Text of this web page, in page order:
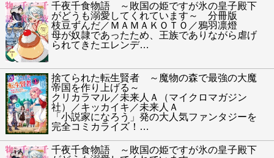
千夜千食物語 ～敗国の姫ですが氷の皇子殿下
がどうも溺愛してくれています～ 分冊版
枝豆ずんだ／ＭＡＭＡＫＯＴＯ／鴉羽凛燈
母が奴隷であったため、王族でありながら虐げ
られてきたエレンデ…
捨てられた転生賢者 ～魔物の森で最強の大魔
帝国を作り上げる～
クリカラマル／未来人Ａ（マイクロマガジン
社）／キッカイキ／未来人Ａ
「小説家になろう」発の大人気ファンタジーを
完全コミカライズ！ …
千夜千食物語 ～敗国の姫ですが氷の皇子殿下